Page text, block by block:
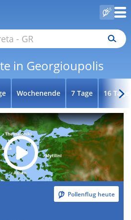
in Georgioupolis
Wochenende 7 Tage 16 Tage
Pollenflug heute